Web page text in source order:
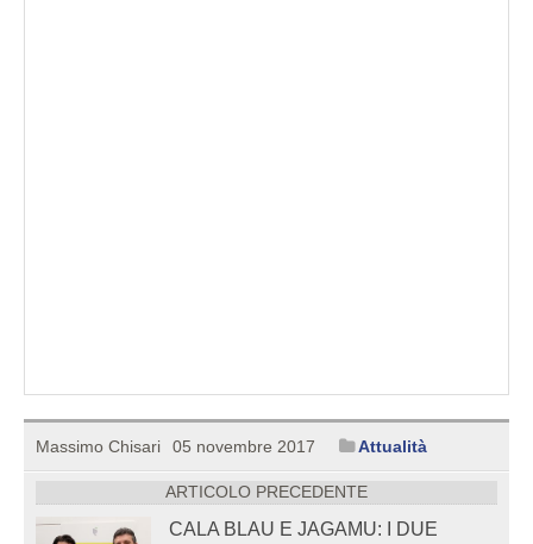
Massimo Chisari 05 novembre 2017 Attualità
ARTICOLO PRECEDENTE
CALA BLAU E JAGAMU: I DUE